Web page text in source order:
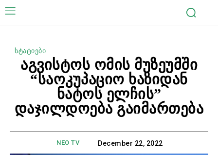
სტატიები
აგვისტოს ომის მუზეუმში
“საოკუპაციო ხაზიდან
ნატოს ელჩის”
დაჯილდოება გაიმართება
NEO TV December 22, 2022